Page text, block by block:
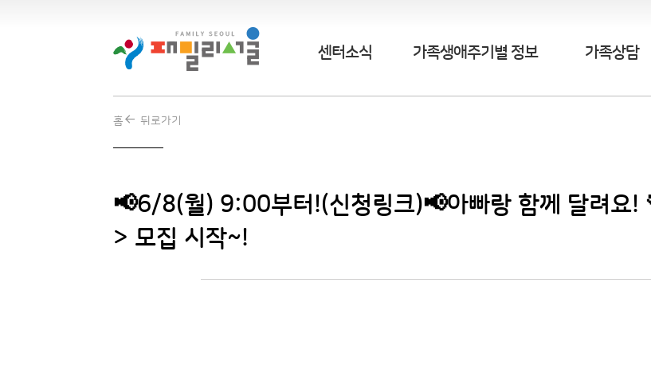
센터소식 가족생애주기별 정보 가족상담
홈 뒤로가기
📢6/8(월) 9:00부터!(신청링크)📢아빠랑 함께 달려
> 모집 시작~!